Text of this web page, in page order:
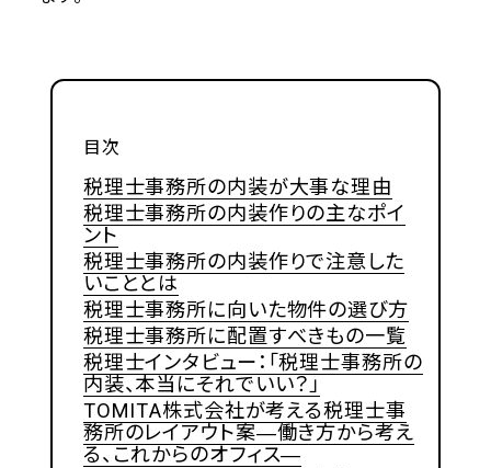
目次
税理士事務所の内装が大事な理由
税理士事務所の内装作りの主なポイ
ント
税理士事務所の内装作りで注意した
いこととは
税理士事務所に向いた物件の選び方
税理士事務所に配置すべきもの一覧
税理士インタビュー：「税理士事務所の
内装、本当にそれでいい？」
TOMITA株式会社が考える税理士事
務所のレイアウト案―働き方から考え
る、これからのオフィス―